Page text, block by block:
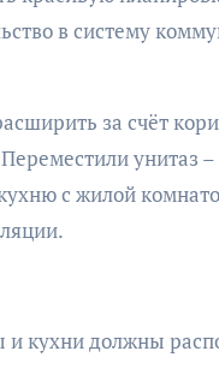
в систему
за счёт
унитаз
с жилой
и кухни должны